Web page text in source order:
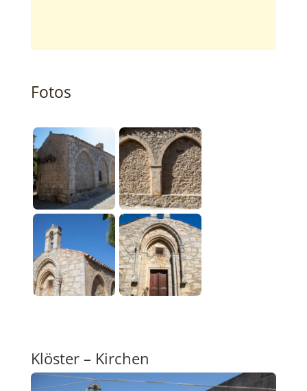
Fotos
Klöster – Kirchen